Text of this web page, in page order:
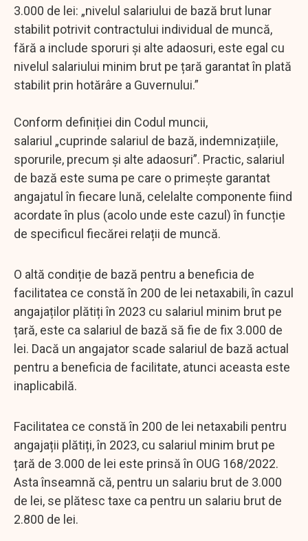
3.000 de lei: „nivelul salariului de bază brut lunar
stabilit potrivit contractului individual de muncă,
fără a include sporuri și alte adaosuri, este egal cu
nivelul salariului minim brut pe țară garantat în plată
stabilit prin hotărâre a Guvernului.”
Conform definiției din Codul muncii,
salariul „cuprinde salariul de bază, indemnizațiile,
sporurile, precum și alte adaosuri”. Practic, salariul
de bază este suma pe care o primește garantat
angajatul în fiecare lună, celelalte componente fiind
acordate în plus (acolo unde este cazul) în funcție
de specificul fiecărei relații de muncă.
O altă condiție de bază pentru a beneficia de
facilitatea ce constă în 200 de lei netaxabili, în cazul
angajaților plătiți în 2023 cu salariul minim brut pe
țară, este ca salariul de bază să fie de fix 3.000 de
lei. Dacă un angajator scade salariul de bază actual
pentru a beneficia de facilitate, atunci aceasta este
inaplicabilă.
Facilitatea ce constă în 200 de lei netaxabili pentru
angajații plătiți, în 2023, cu salariul minim brut pe
țară de 3.000 de lei este prinsă în OUG 168/2022.
Asta înseamnă că, pentru un salariu brut de 3.000
de lei, se plătesc taxe ca pentru un salariu brut de
2.800 de lei.